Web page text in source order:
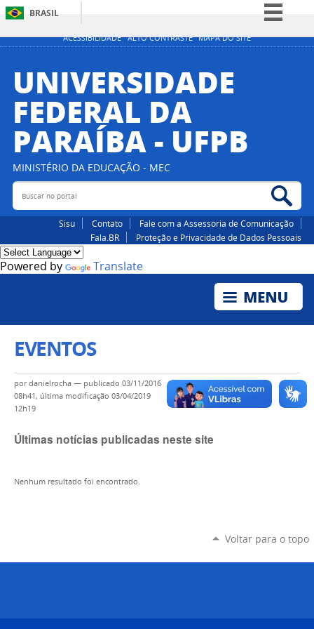
ACESSIBILIDADE ALTO CONTRASTE MAPA DO SITE
BRASIL
Simplifique!
Participe
Acesso à informação
Canais
UNIVERSIDADE
FEDERAL DA
PARAÍBA - UFPB
MINISTÉRIO DA EDUCAÇÃO - MEC
Buscar no portal
Sisu Contato
Fale com a Assessoria de Comunicação
Fala.BR
Proteção e Privacidade de Dados Pessoais
Powered by Translate
EVENTOS
pordanielrocha — publicado 03/11/2016
08h41, última modificação 03/04/2019
12h19
Últimas notícias publicadas neste site
Nenhum resultado foi encontrado.
Voltar para o topo